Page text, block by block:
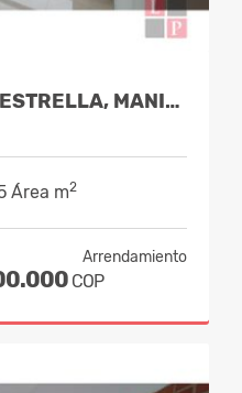
ALQUILER APARTAESTUDIO LA ESTRELLA, MANIZALES COD 10255015
Área m2
Arrendamiento
COP